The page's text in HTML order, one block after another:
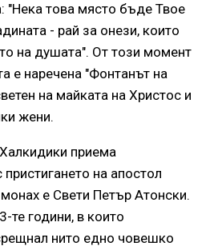
"Нека това място бъде Твое
- рай за онези, които
на душата". От този момент
е наречена "Фонтанът на
на майката на Христос и
жени.
приема
пристигането на апостол
е Свети Петър Атонски.
те години, в които
нито едно човешко